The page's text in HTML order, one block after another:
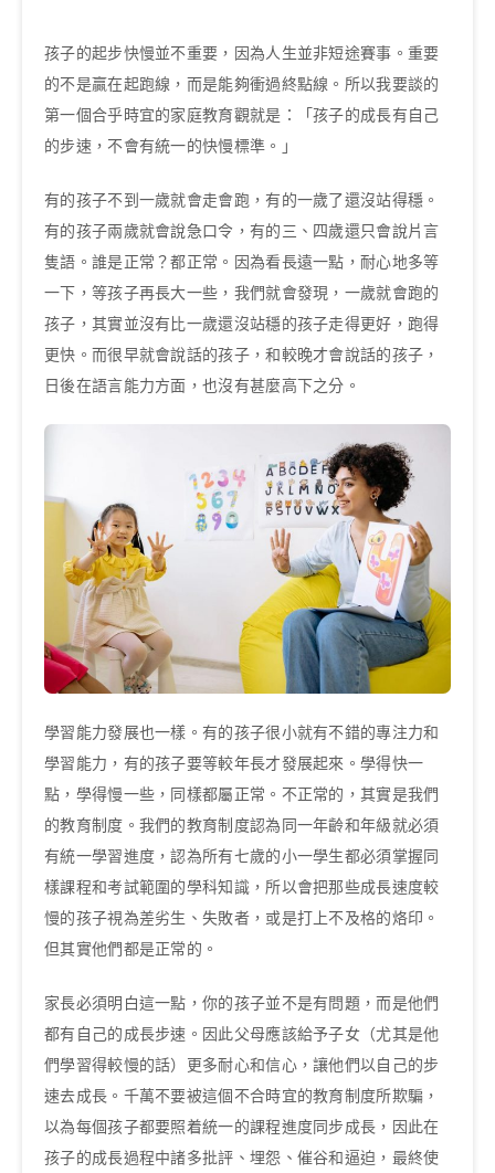
孩子的起步快慢並不重要，因為人生並非短途賽事。重要
的不是贏在起跑線，而是能夠衝過終點線。所以我要談的
第一個合乎時宜的家庭教育觀就是：「孩子的成長有自己
的步速，不會有統一的快慢標準。」
有的孩子不到一歲就會走會跑，有的一歲了還沒站得穩。
有的孩子兩歲就會說急口令，有的三、四歲還只會說片言
隻語。誰是正常？都正常。因為看長遠一點，耐心地多等
一下，等孩子再長大一些，我們就會發現，一歲就會跑的
孩子，其實並沒有比一歲還沒站穩的孩子走得更好，跑得
更快。而很早就會說話的孩子，和較晚才會說話的孩子，
日後在語言能力方面，也沒有甚麼高下之分。
學習能力發展也一樣。有的孩子很小就有不錯的專注力和
學習能力，有的孩子要等較年長才發展起來。學得快一
點，學得慢一些，同樣都屬正常。不正常的，其實是我們
的教育制度。我們的教育制度認為同一年齡和年級就必須
有統一學習進度，認為所有七歲的小一學生都必須掌握同
樣課程和考試範圍的學科知識，所以會把那些成長速度較
慢的孩子視為差劣生、失敗者，或是打上不及格的烙印。
但其實他們都是正常的。
家長必須明白這一點，你的孩子並不是有問題，而是他們
都有自己的成長步速。因此父母應該給予子女（尤其是他
們學習得較慢的話）更多耐心和信心，讓他們以自己的步
速去成長。千萬不要被這個不合時宜的教育制度所欺騙，
以為每個孩子都要照着統一的課程進度同步成長，因此在
孩子的成長過程中諸多批評、埋怨、催谷和逼迫，最終使